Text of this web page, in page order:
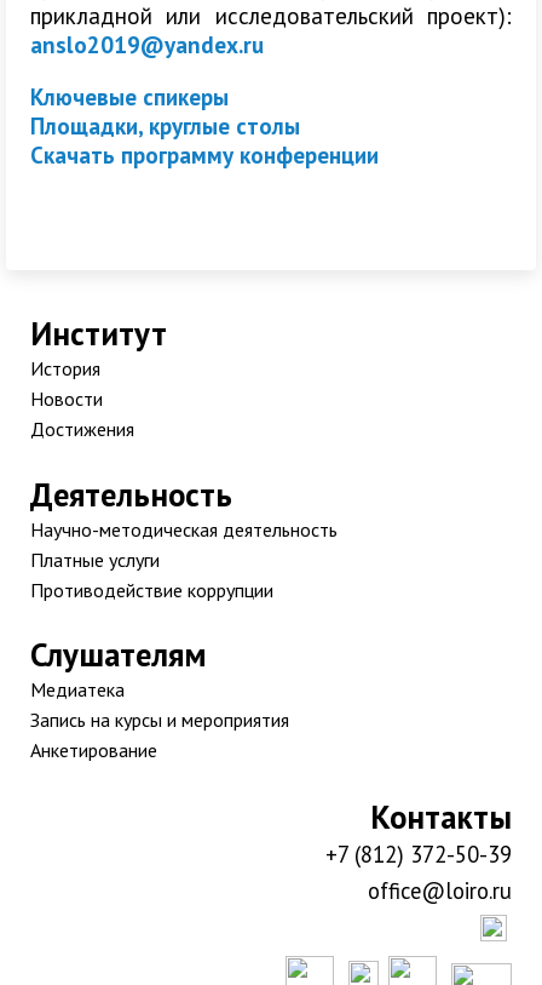
прикладной или исследовательский проект):
anslo2019@yandex.ru
Ключевые спикеры
Площадки, круглые столы
Скачать программу конференции
Институт
История
Новости
Достижения
Деятельность
Научно-методическая деятельность
Платные услуги
Противодействие коррупции
Слушателям
Медиатека
Запись на курсы и мероприятия
Анкетирование
Контакты
+7 (812) 372-50-39
office@loiro.ru